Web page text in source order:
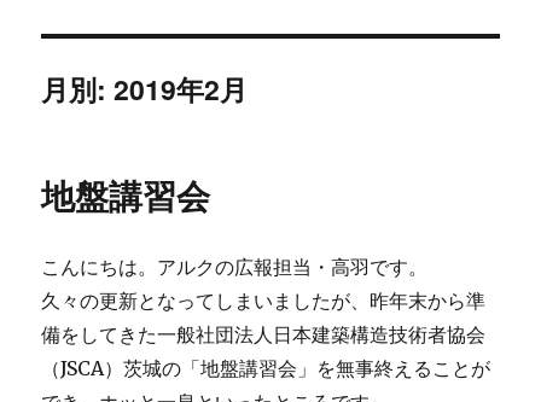
月別: 2019年2月
地盤講習会
こんにちは。アルクの広報担当・高羽です。
久々の更新となってしまいましたが、昨年末から準
備をしてきた一般社団法人日本建築構造技術者協会
（JSCA）茨城の「地盤講習会」を無事終えることが